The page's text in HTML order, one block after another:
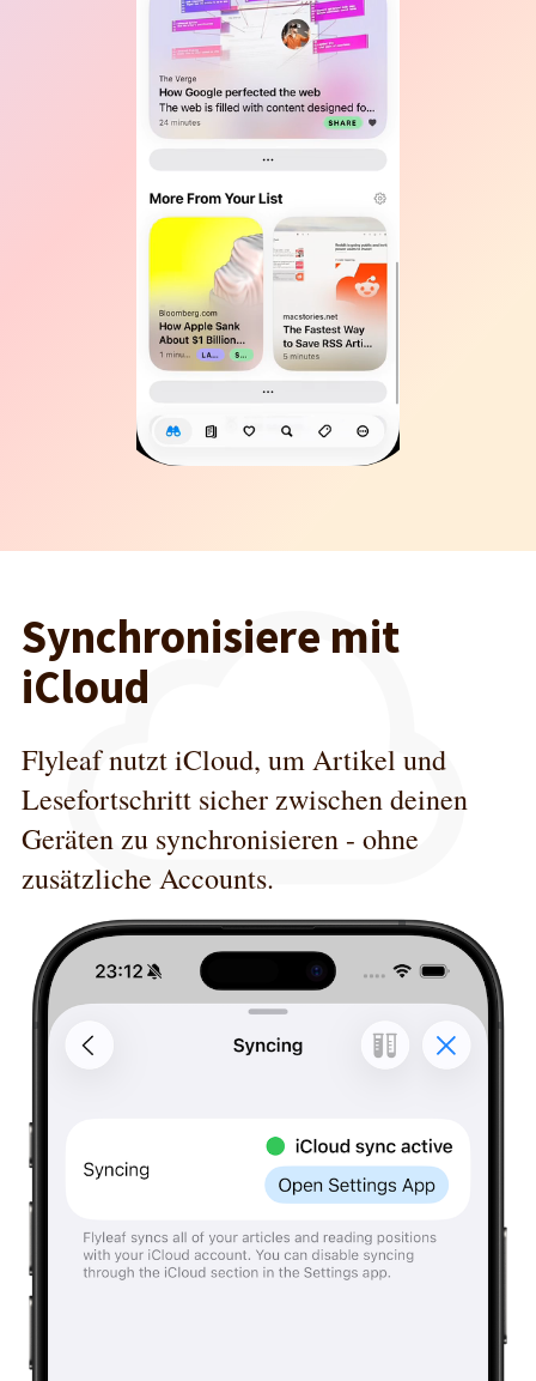
Synchronisiere mit
iCloud
Flyleaf nutzt iCloud, um Artikel und
Lesefortschritt sicher zwischen deinen
Geräten zu synchronisieren - ohne
zusätzliche Accounts.